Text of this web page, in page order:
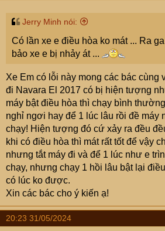
thái hơi, nóng, áp suất cao khi ra khỏi lốc
ngưng phụ thuộc chủ yếu vào diện tích
tiết diện lưu thông bên trong dàn;tốc độ
chạy chậm… thì chức năng làm cho ga
bị suy giảm.
Quạt làm mát dàn ngưng: như tên gọi
năng thổi gió để mát dàn ngưng. Nếu
lắp đặt không đúng… nó sẽ không thể
cần thiết để làm mát dàn ngưng ( làm cho
lỏng ).
Vì vậy, trong thực tế, chỉ cần một trong
nêu không tốt thì hệ thống điều hòa ô tô
độ lạnh cần thiết khi chạy chậm hoặc
Jerry Minh nói:
Có lần xe e điều hòa ko mát ... Ra
bảo xe e bị nhảy át ...
Xe Em có lỗi này mong các bác cùng
đi Navara El 2017 có bị hiện tượng
máy bật điều hòa thì chạy bình
nghỉ ngơi hay để 1 lúc lâu rồi đề máy
chạy! Hiện tượng đó cứ xảy ra đều
khi có điều hòa thì mát rất tốt để vậy
nhưng tắt máy đi và để 1 lúc như e
chạy, nhưng chạy 1 hồi lâu bật lại
có lúc ko được.
Xin các bác cho ý kiến ạ!
20:23 31/05/2024